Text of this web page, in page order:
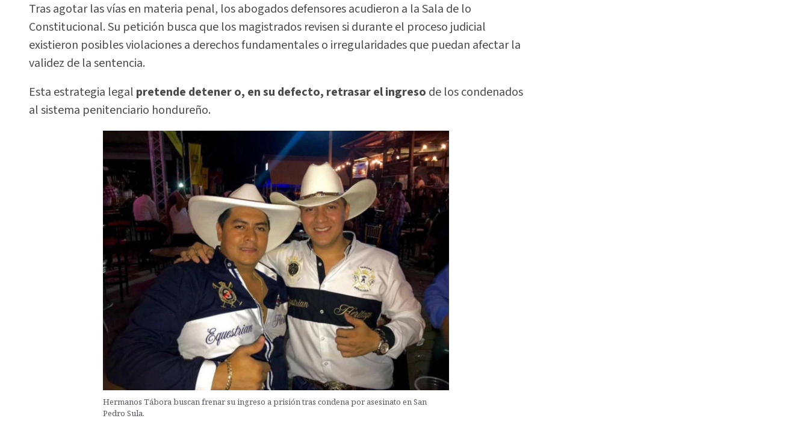
Tras agotar las vías en materia penal, los abogados defensores acudieron a la Sala de lo
Constitucional. Su petición busca que los magistrados revisen si durante el proceso judicial
existieron posibles violaciones a derechos fundamentales o irregularidades que puedan afectar la
validez de la sentencia.
Esta estrategia legal pretende detener o, en su defecto, retrasar el ingreso de los condenados
al sistema penitenciario hondureño.
Hermanos Tábora buscan frenar su ingreso a prisión tras condena por asesinato en San
Pedro Sula.